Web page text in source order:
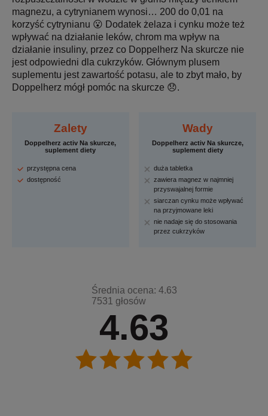
magnezu, a cytrynianem wynosi… 200 do 0,01 na
korzyść cytrynianu 😮 Dodatek żelaza i cynku może też
wpływać na działanie leków, chrom ma wpływ na
działanie insuliny, przez co Doppelherz Na skurcze nie
jest odpowiedni dla cukrzyków. Głównym plusem
suplementu jest zawartość potasu, ale to zbyt mało, by
Doppelherz mógł pomóc na skurcze 😞.
Zalety
Doppelherz activ Na skurcze,
suplement diety
przystępna cena
dostępność
Wady
Doppelherz activ Na skurcze,
suplement diety
duża tabletka
zawiera magnez w najmniej
przyswajalnej formie
siarczan cynku może wpływać
na przyjmowane leki
nie nadaje się do stosowania
przez cukrzyków
4.63
Średnia ocena: 4.63
7531 głosów